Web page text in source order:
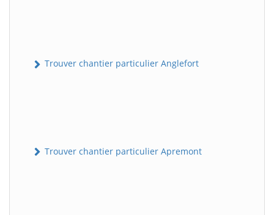
Trouver chantier particulier Anglefort
Trouver chantier particulier Apremont